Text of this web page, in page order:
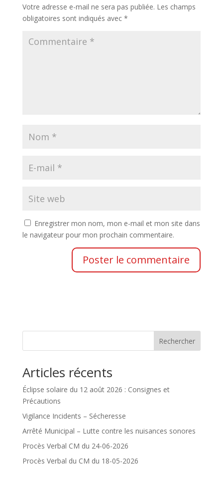
Votre adresse e-mail ne sera pas publiée. Les champs
obligatoires sont indiqués avec *
Enregistrer mon nom, mon e-mail et mon site dans
le navigateur pour mon prochain commentaire.
Rechercher
Articles récents
Éclipse solaire du 12 août 2026 : Consignes et
Précautions
Vigilance Incidents – Sécheresse
Arrêté Municipal – Lutte contre les nuisances sonores
Procès Verbal CM du 24-06-2026
Procès Verbal du CM du 18-05-2026